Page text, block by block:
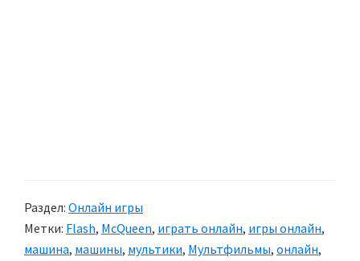
Раздел: Онлайн игры
Метки: Flash, McQueen, играть онлайн, игры онлайн,
машина, машины, мультики, Мультфильмы, онлайн,